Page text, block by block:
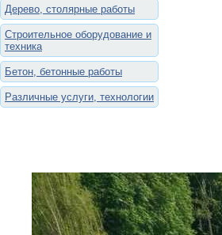
Дерево, столярные работы
Строительное оборудование и
техника
Бетон, бетонные работы
Различные услуги, технологии